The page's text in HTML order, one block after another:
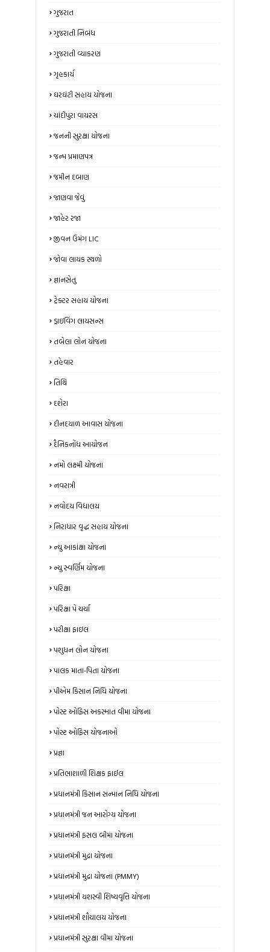
ગુજરાત
ગુજરાતી નિબંધ
ગુજરાતી વ્યાકરણ
ગૃહકાર્ય
ઘરઘંટી સહાય યોજના
ચાંદીપુરા વાયરસ
જનની સુરક્ષા યોજના
જન્મ પ્રમાણપત્ર
જમીન દબાણ
જાણવા જેવું
જાહેર રજા
જીવન ઉમંગ LIC
જોવા લાયક સ્થળો
જ્ઞાનસેતુ
ટ્રેક્ટર સહાય યોજના
ડ્રાઇવિંગ લાયસન્સ
તબેલા લોન યોજના
તહેવાર
તિથિ
દશેરા
દીનદયાળ આવાસ યોજના
દૈનિકનોંધ આયોજન
નમો લક્ષ્મી યોજના
નવરાત્રી
નવોદય વિદ્યાલય
નિરાધાર વૃદ્ધ સહાય યોજના
ન્‍યુ આકાંક્ષા યોજના
ન્યુ સ્‍વર્ણિમ યોજના
પરિક્ષા
પરિક્ષા પે ચર્ચા
પરીક્ષા ફાઇલ
પશુધન લોન યોજના
પાલક માતા-પિતા યોજના
પીએમ કિસાન નિધિ યોજના
પોસ્ટ ઓફિસ અકસ્માત વીમા યોજના
પોસ્ટ ઓફિસ યોજનાઓ
પ્રજ્ઞા
પ્રતિભાશાળી શિક્ષક ફાઈલ
પ્રધાનમંત્રી કિસાન સન્માન નિધિ યોજના
પ્રધાનમંત્રી જન આરોગ્ય યોજના
પ્રધાનમંત્રી ફસલ બીમા યોજના
પ્રધાનમંત્રી મુદ્રા યોજના
પ્રધાનમંત્રી મુદ્રા યોજના (PMMY)
પ્રધાનમંત્રી યશસ્વી શિષ્યવૃત્તિ યોજના
પ્રધાનમંત્રી શૌચાલય યોજના
પ્રધાનમંત્રી સુરક્ષા વીમા યોજના